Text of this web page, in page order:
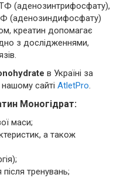
(аденозинтрифосфату),
(аденозиндифосфату)
креатин допомагає
з дослідженнями,
в Україні за
сайті AtletPro.
Моногідрат:
маси;
а також
тренувань;